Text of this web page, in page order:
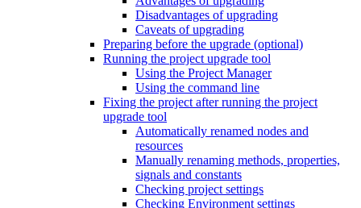
Disadvantages of upgrading
Caveats of upgrading
Preparing before the upgrade (optional)
Running the project upgrade tool
Using the Project Manager
Using the command line
Fixing the project after running the project
upgrade tool
Automatically renamed nodes and
resources
Manually renaming methods, properties,
signals and constants
Checking project settings
Checking Environment settings